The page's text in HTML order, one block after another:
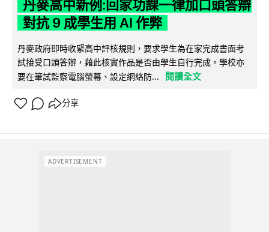
丹麥高中新例:回家功課一律加口頭答辯
對抗 9 成學生用 AI 作弊
丹麥政府即時收緊高中評核規則，要求學生為在家完成書面考
試接受口頭答辯，藉此核實作品是否由學生自行完成。學校亦
要在筆試監察電腦螢幕、設定網絡防...
閱讀全文
分享
ADVERTISEMENT